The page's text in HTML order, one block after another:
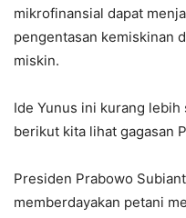
mikrofinansial dapat
pengentasan kemiskinan
miskin.
Ide Yunus ini kurang lebih
berikut kita lihat gagasan
Presiden Prabowo
memberdayakan petani